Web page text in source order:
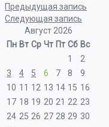
Предыдущая запись
Следующая запись
Август 2026
Пн Вт Ср Чт Пт Сб Вс
1
2
3
4 5 6 7 8
9
10 11 12 13 14 15 16
17 18 19 20 21 22 23
24 25 26 27 28 29 30